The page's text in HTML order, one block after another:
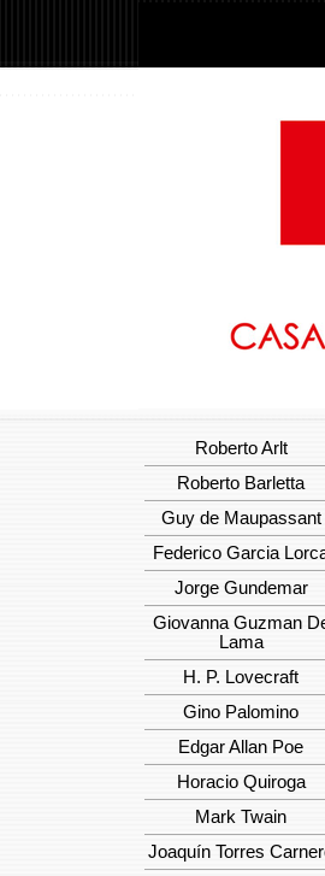
Roberto Arlt
Roberto Barletta
Guy de Maupassant
Federico Garcia
Jorge Gundemar
Giovanna Guzman
Lama
H. P. Lovecraft
Gino Palomino
Edgar Allan Poe
Horacio Quiroga
Mark Twain
Joaquín Torres